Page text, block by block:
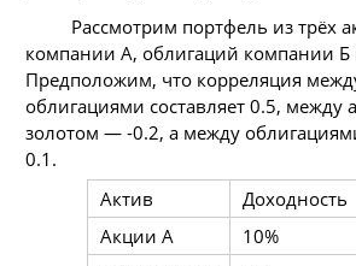
Рассмотрим портфель из трёх
компании А, облигаций компании Б
Предположим, что корреляция
облигациями составляет 0.5, между
золотом — -0.2, а между
0.1.
Актив
Доходность
Акции А
10%